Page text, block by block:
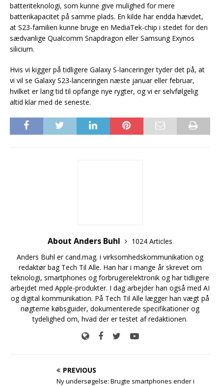
batteriteknologi, som kunne give mulighed for mere
batterikapacitet på samme plads. En kilde har endda hævdet,
at S23-familien kunne bruge en MediaTek-chip i stedet for den
sædvanlige Qualcomm Snapdragon eller Samsung Exynos
silicium.
Hvis vi kigger på tidligere Galaxy S-lanceringer tyder det på, at
vi vil se Galaxy S23-lanceringen næste januar eller februar,
hvilket er lang tid til opfange nye rygter, og vi er selvfølgelig
altid klar med de seneste.
About Anders Buhl
1024 Articles
Anders Buhl er cand.mag. i virksomhedskommunikation og
redaktør bag Tech Til Alle. Han har i mange år skrevet om
teknologi, smartphones og forbrugerelektronik og har tidligere
arbejdet med Apple-produkter. I dag arbejder han også med AI
og digital kommunikation. På Tech Til Alle lægger han vægt på
nøgterne købsguider, dokumenterede specifikationer og
tydelighed om, hvad der er testet af redaktionen.
PREVIOUS
Ny undersøgelse: Brugte smartphones ender i